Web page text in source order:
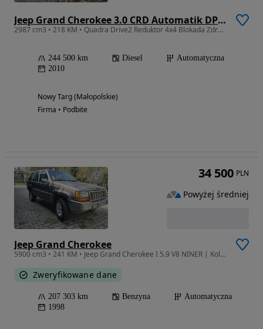
Jeep Grand Cherokee 3.0 CRD Automatik DPF Laredo
2987 cm3 • 218 KM • Quadra Drive2 Reduktor 4x4 Blokada Zdrowy Zadbany
244 500 km Diesel
Automatyczna
2010
Nowy Targ (Małopolskie)
Firma • Podbite
Jeep Grand Cherokee
5900 cm3 • 241 KM • Jeep Grand Cherokee I 5.9 V8 NINER | Kolekcjonerski | Bez LPG
Zweryfikowane dane
207 303 km Benzyna
Automatyczna
1998
34 500 PLN
Powyżej średniej